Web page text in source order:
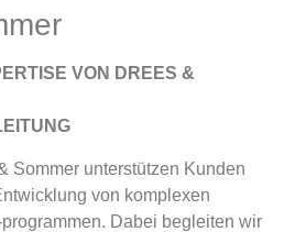
VON DREES &
Sommer unterstützen Kunden
von komplexen
Dabei begleiten wir